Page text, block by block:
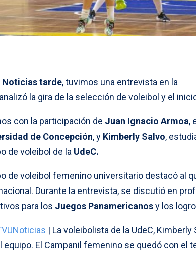
Noticias tarde, tuvimos una entrevista en la
la gira de la selección de voleibol y el
con la participación de Juan Ignacio Armoa,
de Concepción, y Kimberly Salvo,
de voleibol de la UdeC.
de voleibol femenino universitario destacó al
Durante la entrevista, se discutió en
para los Juegos Panamericanosy los
| La voleibolista de la UdeC,
equipo. El Campanil femenino se quedó con el